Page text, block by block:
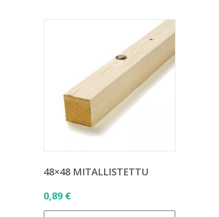
48×48 MITALLISTETTU
0,89 €